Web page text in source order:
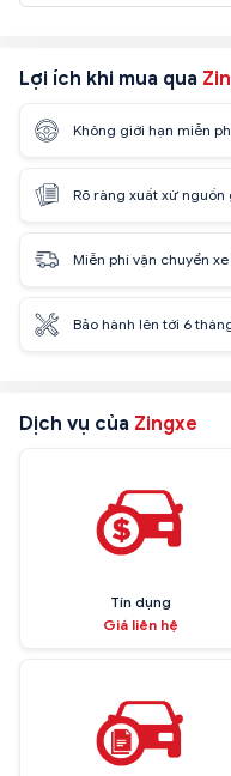
Lợi ích khi mua qua
Không giới hạn miễn
Rõ ràng xuất xứ
Miễn phí vận chuyển
Bảo hành lên tới 6
Dịch vụ của Zingxe
Tín dụng
Giá liên hệ